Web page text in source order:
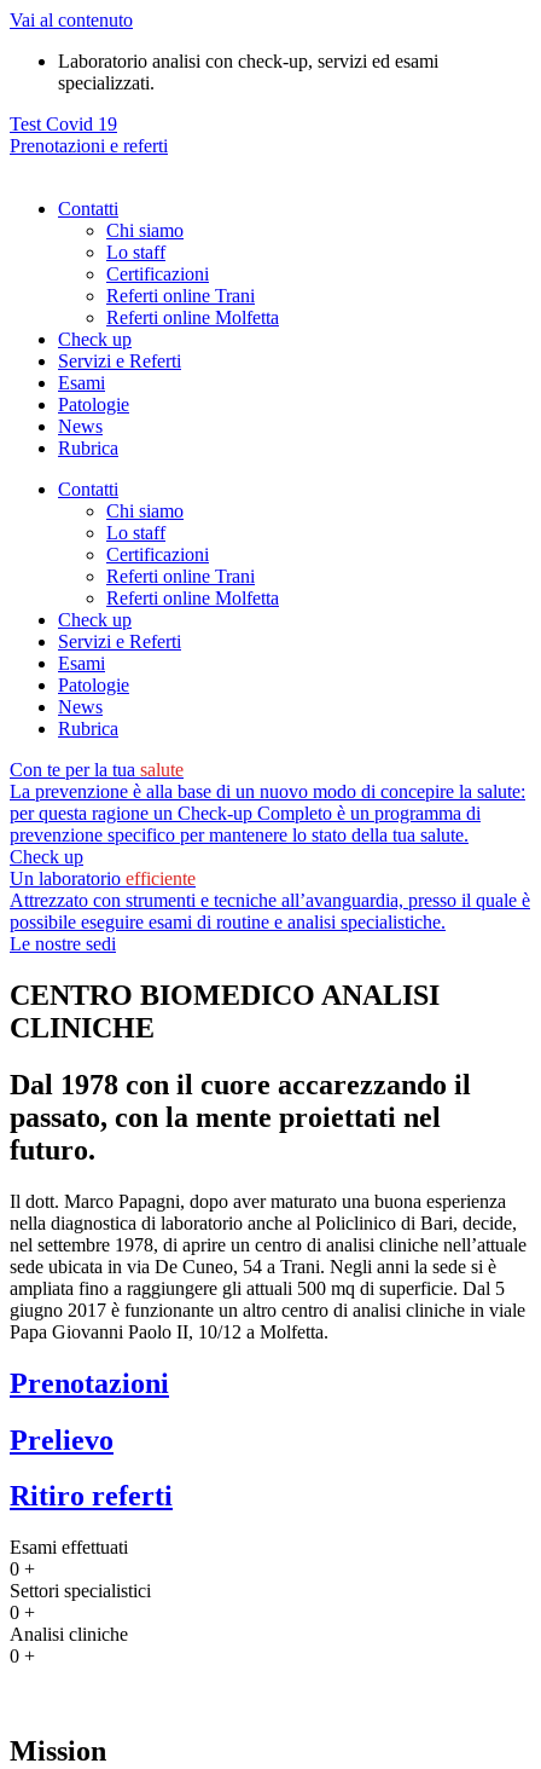
Vai al contenuto
Laboratorio analisi con check-up, servizi ed esami
specializzati.
Test Covid 19
Prenotazioni e referti
Contatti
Chi siamo
Lo staff
Certificazioni
Referti online Trani
Referti online Molfetta
Check up
Servizi e Referti
Esami
Patologie
News
Rubrica
Contatti
Chi siamo
Lo staff
Certificazioni
Referti online Trani
Referti online Molfetta
Check up
Servizi e Referti
Esami
Patologie
News
Rubrica
Con te per la tua salute
La prevenzione è alla base di un nuovo modo di concepire la salute:
per questa ragione un Check-up Completo è un programma di
prevenzione specifico per mantenere lo stato della tua salute.
Check up
Un laboratorio efficiente
Attrezzato con strumenti e tecniche all’avanguardia, presso il quale è
possibile eseguire esami di routine e analisi specialistiche.
Le nostre sedi
CENTRO BIOMEDICO ANALISI
CLINICHE
Dal 1978 con il cuore accarezzando il
passato, con la mente proiettati nel
futuro.
Il dott. Marco Papagni, dopo aver maturato una buona esperienza
nella diagnostica di laboratorio anche al Policlinico di Bari, decide,
nel settembre 1978, di aprire un centro di analisi cliniche nell’attuale
sede ubicata in via De Cuneo, 54 a Trani. Negli anni la sede si è
ampliata fino a raggiungere gli attuali 500 mq di superficie. Dal 5
giugno 2017 è funzionante un altro centro di analisi cliniche in viale
Papa Giovanni Paolo II, 10/12 a Molfetta.
Prenotazioni
Prelievo
Ritiro referti
Esami effettuati
0 +
Settori specialistici
0 +
Analisi cliniche
0 +
Mission